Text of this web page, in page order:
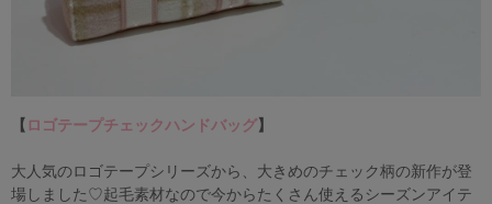
【 ロゴテープチェックハンドバッグ】
大人気のロゴテープシリーズから、大きめのチェック柄の新作が登
場しました♡起毛素材なので今からたくさん使えるシーズンアイテ